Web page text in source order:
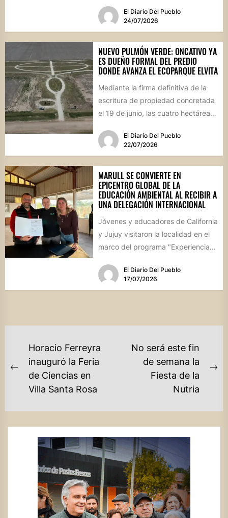
Consejo...El Diario Del Pueblo
24/07/2026
NUEVO PULMÓN VERDE: ONCATIVO YA
ES DUEÑO FORMAL DEL PREDIO
DONDE AVANZA EL ECOPARQUE ELVITA
Mediante la firma definitiva de la
escritura de propiedad concretada
el 19 de junio, las cuatro hectáreas
El Diario Del Pueblo
22/07/2026
MARULL SE CONVIERTE EN
EPICENTRO GLOBAL DE LA
EDUCACIÓN AMBIENTAL AL RECIBIR A
UNA DELEGACIÓN INTERNACIONAL
Jóvenes y educadores de California
y Jujuy visitaron la localidad en el
marco del programa "Experiencia
El Diario Del Pueblo
17/07/2026
NAVEGACIÓN
DE
ENTRADAS
Previous
post:
Horacio Ferreyra
inauguró la Feria
de Ciencias en
Villa Santa Rosa
No será este fin
de semana la
Fiesta de la
Nutria